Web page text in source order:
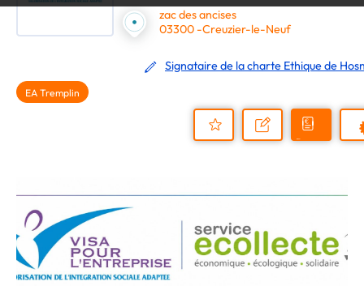
zac des ancises
03300 -Creuzier-le-Neuf
Signataire de la charte Ethique de
EA Tremplin
dossier
Nous
Demander